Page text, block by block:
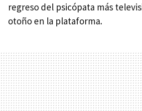
regreso del psicópata más
otoño en la plataforma.